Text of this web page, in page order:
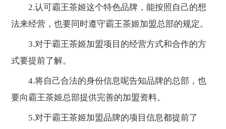
2.认可霸王茶姬这个特色品牌，能按照自己的想
法来经营，也要同时遵守霸王茶姬加盟总部的规定。
3.对于霸王茶姬加盟项目的经营方式和合作的方
式要提前了解。
4.将自己合法的身份信息呢告知品牌的总部，也
要向霸王茶姬总部提供完善的加盟资料。
5.对于霸王茶姬加盟品牌的项目信息都提前了